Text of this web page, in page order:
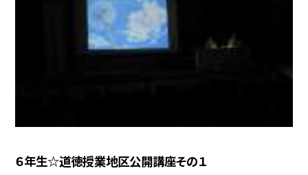
６年生☆道徳授業地区公開講座その１